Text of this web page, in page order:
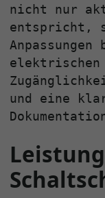
nicht nur
entspricht,
elektrischen
und eine